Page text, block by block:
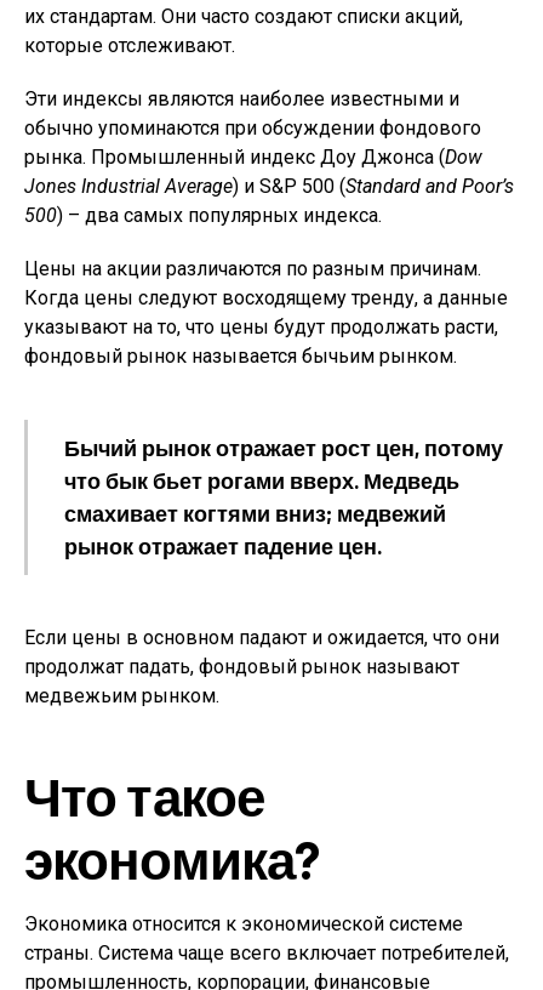
их стандартам. Они часто создают списки акций,
которые отслеживают.
Эти индексы являются наиболее известными и
обычно упоминаются при обсуждении фондового
рынка. Промышленный индекс Доу Джонса (Dow
Jones IndustrialAverage) и S&P 500 (Standard and Poor’s
500) – два самых популярных индекса.
Цены на акции различаются по разным причинам.
Когда цены следуют восходящему тренду, а данные
указывают на то, что цены будут продолжать расти,
фондовый рынок называется бычьим рынком.
Бычий рынок отражает рост цен, потому
что бык бьет рогами вверх. Медведь
смахивает когтями вниз; медвежий
рынок отражает падение цен.
Если цены в основном падают и ожидается, что они
продолжат падать, фондовый рынок называют
медвежьим рынком.
Что такое
экономика?
Экономика относится к экономической системе
страны. Система чаще всего включает потребителей,
промышленность, корпорации, финансовые